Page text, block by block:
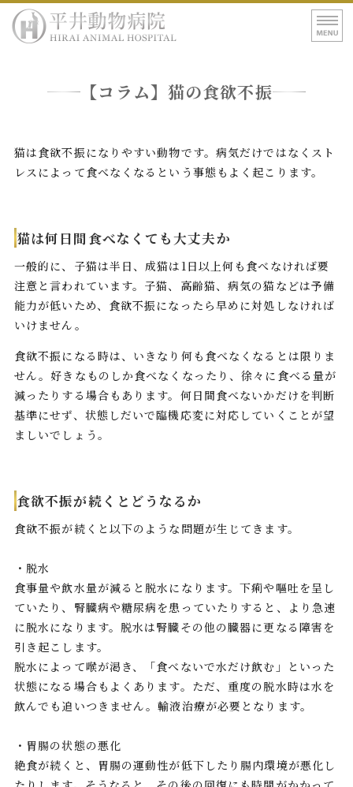
平井動物病院｜
アクセス
【コラム】猫の食欲不振
猫は食欲不振になりやすい動物です。病気だけではなくスト
レスによって食べなくなるという事態もよく起こります。
猫は何日間食べなくても大丈夫か
一般的に、子猫は半日、成猫は1日以上何も食べなければ要
注意と言われています。子猫、高齢猫、病気の猫などは予備
能力が低いため、食欲不振になったら早めに対処しなければ
いけません。
食欲不振になる時は、いきなり何も食べなくなるとは限りま
せん。好きなものしか食べなくなったり、徐々に食べる量が
減ったりする場合もあります。何日間食べないかだけを判断
基準にせず、状態しだいで臨機応変に対応していくことが望
ましいでしょう。
食欲不振が続くとどうなるか
食欲不振が続くと以下のような問題が生じてきます。
・脱水
食事量や飲水量が減ると脱水になります。下痢や嘔吐を呈し
ていたり、腎臓病や糖尿病を患っていたりすると、より急速
に脱水になります。脱水は腎臓その他の臓器に更なる障害を
引き起こします。
脱水によって喉が渇き、「食べないで水だけ飲む」といった
状態になる場合もよくあります。ただ、重度の脱水時は水を
飲んでも追いつきません。輸液治療が必要となります。
・胃腸の状態の悪化
絶食が続くと、胃腸の運動性が低下したり腸内環境が悪化し